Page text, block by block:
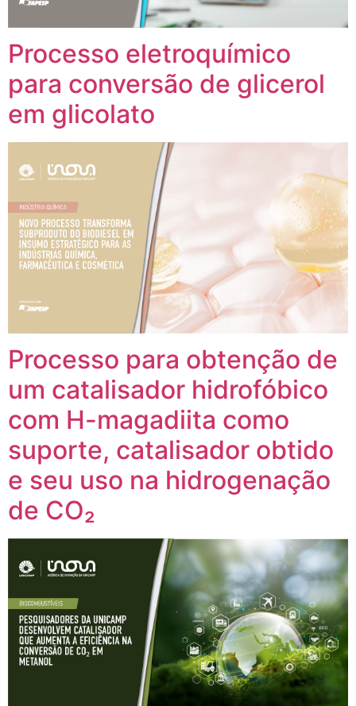
Processo eletroquímico
para conversão de glicerol
em glicolato
Processo para obtenção de
um catalisador hidrofóbico
com H-magadiita como
suporte, catalisador obtido
e seu uso na hidrogenação
de CO₂